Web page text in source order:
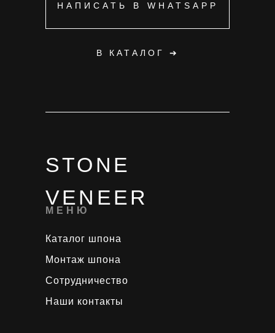
НАПИСАТЬ В WHATSAPP
В КАТАЛОГ ➔
STONE
VENEER
МЕНЮ
Каталог шпона
Монтаж шпона
Сотрудничество
Наши контакты